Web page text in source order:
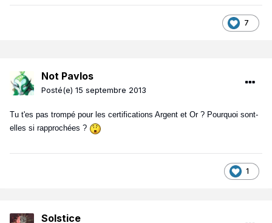
7
Not Pavlos
Posté(e) 15 septembre 2013
Tu t'es pas trompé pour les certifications Argent et Or ? Pourquoi sont-
elles si rapprochées ?
1
Solstice